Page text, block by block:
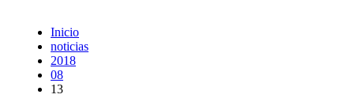
Inicio
noticias
2018
08
13